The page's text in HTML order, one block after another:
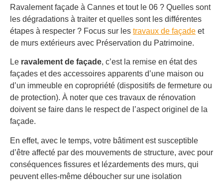
Ravalement façade à Cannes et tout le 06 ? Quelles sont
les dégradations à traiter et quelles sont les différentes
étapes à respecter ? Focus sur les travaux de façade et
de murs extérieurs avec Préservation du Patrimoine.
Le ravalement de façade, c’est la remise en état des
façades et des accessoires apparents d’une maison ou
d’un immeuble en copropriété (dispositifs de fermeture ou
de protection). À noter que ces travaux de rénovation
doivent se faire dans le respect de l’aspect originel de la
façade.
En effet, avec le temps, votre bâtiment est susceptible
d’être affecté par des mouvements de structure, avec pour
conséquences fissures et lézardements des murs, qui
peuvent elles-même déboucher sur une isolation